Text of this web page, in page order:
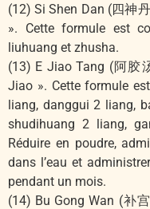
(12) Si Shen Dan (四神
». Cette formule est
liuhuang et zhusha.
(13) E Jiao Tang (阿胶
Jiao ». Cette formule
liang, danggui 2 liang,
shudihuang 2 liang,
Réduire en poudre,
dans l’eau et
pendant un mois.
(14) Bu Gong Wan (补